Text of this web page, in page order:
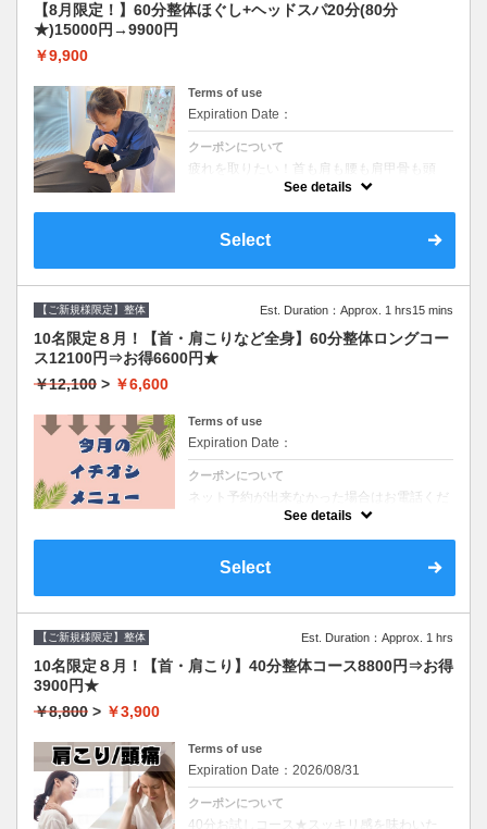
【8月限定！】60分整体ほぐし+ヘッドスパ20分(80分
★)15000円→9900円
￥9,900
Terms of use
Expiration Date：
クーポンについて
疲れを取りたい！首も肩も腰も肩甲骨も頭
も！仕事終わりにスッキリしたい！ゆっくり
☆通常15000円→9900円！！整体60分・ヘ
See details
Select
【ご新規様限定】整体 Est. Duration：Approx. 1 hrs15 mins
10名限定８月！【首・肩こりなど全身】60分整体ロングコー
ス12100円⇒お得6600円★
￥12,100 > ￥6,600
Terms of use
Expiration Date：
クーポンについて
ネット予約が出来なかった場合はお電話くだ
〖施術時間〗60分
※カウンセリング・お着替え込みで90分ほど
のコース。頭から足まで結果重視のじっくり
全身ほぐす施術☆カウンセリング、15分施術
ちらがしっかりと結果が出ます。大磯/二宮/
See details
Select
【ご新規様限定】整体 Est. Duration：Approx. 1 hrs
10名限定８月！【首・肩こり】40分整体コース8800円⇒お得
3900円★
￥8,800 > ￥3,900
Terms of use
Expiration Date：2026/08/31
クーポンについて
40分お試しコース★スッキリ感を味わいた